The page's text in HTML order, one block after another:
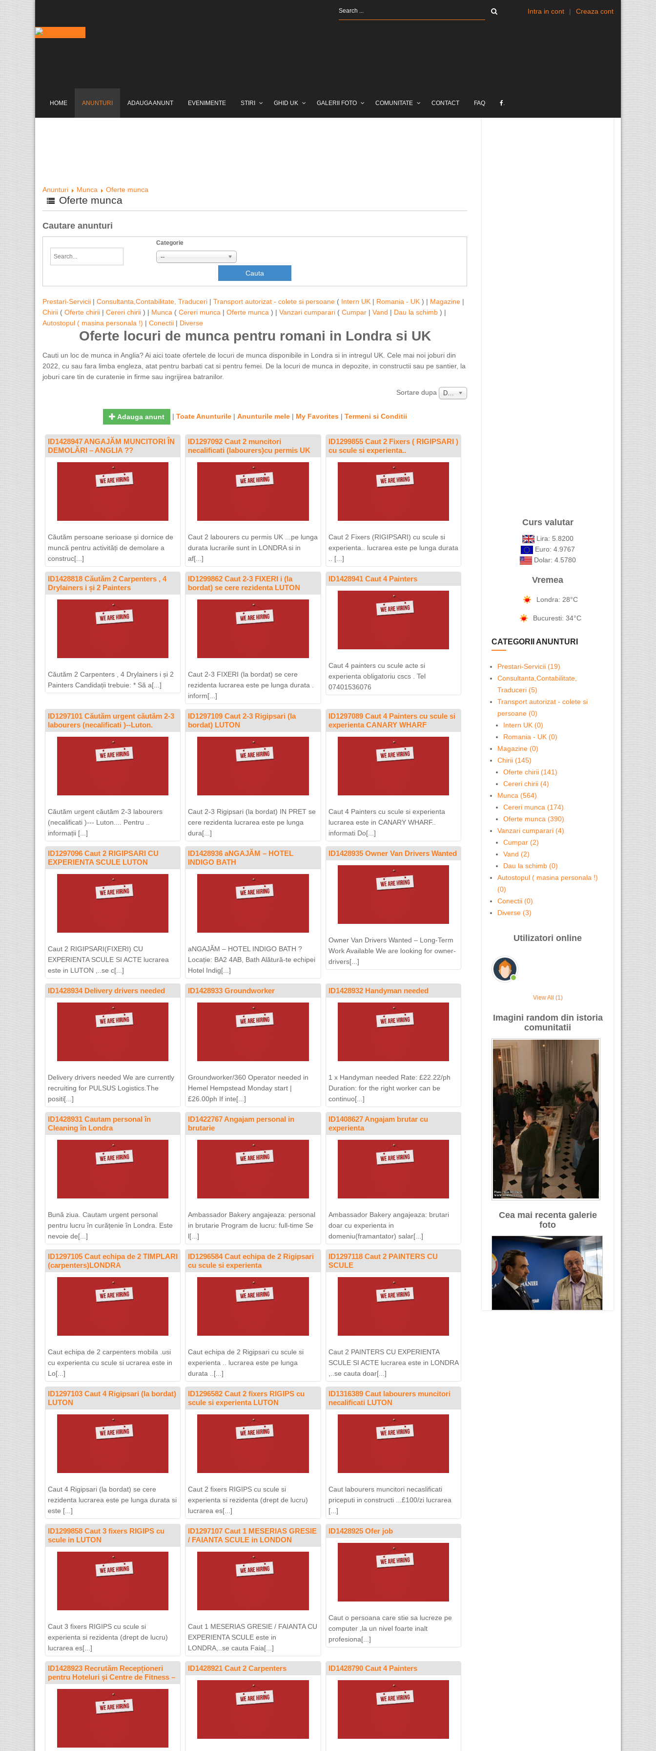
Intra in cont | Creaza cont
HOME ANUNTURI ADAUGA ANUNT EVENIMENTE STIRI GHID UK GALERII FOTO COMUNITATE CONTACT FAQ .
Anunturi Munca Oferte munca
Oferte munca
Cautare anunturi
Categorie
--
Prestari-Servicii | Consultanta,Contabilitate, Traduceri | Transport autorizat - colete si persoane ( Intern UK | Romania - UK ) | Magazine |
Chirii ( Oferte chirii | Cereri chirii ) | Munca ( Cereri munca | Oferte munca ) | Vanzari cumparari ( Cumpar | Vand | Dau la schimb ) |
Autostopul ( masina personala !) | Conectii | Diverse
Oferte locuri de munca pentru romani in Londra si UK
Cauti un loc de munca in Anglia? Ai aici toate ofertele de locuri de munca disponibile in Londra si in intregul UK. Cele mai noi joburi din
2022, cu sau fara limba engleza, atat pentru barbati cat si pentru femei. De la locuri de munca in depozite, in constructii sau pe santier, la
joburi care tin de curatenie in firme sau ingrijirea batranilor.
Sortare dupa Data
Adauga anunt | Toate Anunturile| Anunturile mele| My Favorites| Termeni si Conditii
ID1428947 ANGAJĂM MUNCITORI ÎN
DEMOLĂRI – ANGLIA ??
Căutăm persoane serioase și dornice de
muncă pentru activități de demolare a
construc[...]
ID1297092 Caut 2 muncitori
necalificati (labourers)cu permis UK
Caut 2 labourers cu permis UK ...pe lunga
durata lucrarile sunt in LONDRA si in
af[...]
ID1299855 Caut 2 Fixers ( RIGIPSARI )
cu scule si experienta..
Caut 2 Fixers (RIGIPSARI) cu scule si
experienta.. lucrarea este pe lunga durata
.. [...]
ID1428818 Căutăm 2 Carpenters , 4
Drylainers i și 2 Painters
Căutăm 2 Carpenters , 4 Drylainers i și 2
Painters Candidații trebuie: * Să a[...]
ID1299862 Caut 2-3 FIXERI i (la
bordat) se cere rezidenta LUTON
Caut 2-3 FIXERI (la bordat) se cere
rezidenta lucrarea este pe lunga durata .
inform[...]
ID1428941 Caut 4 Painters
Caut 4 painters cu scule acte si
experienta obligatoriu cscs . Tel
07401536076
ID1297101 Căutăm urgent căutăm 2-3
labourers (necalificati )--Luton.
Căutăm urgent căutăm 2-3 labourers
(necalificati )--- Luton.... Pentru ..
informații [...]
ID1297109 Caut 2-3 Rigipsari (la
bordat) LUTON
Caut 2-3 Rigipsari (la bordat) IN PRET se
cere rezidenta lucrarea este pe lunga
dura[...]
ID1297089 Caut 4 Painters cu scule si
experienta CANARY WHARF
Caut 4 Painters cu scule si experienta
lucrarea este in CANARY WHARF..
informati Do[...]
ID1297096 Caut 2 RIGIPSARI CU
EXPERIENTA SCULE LUTON
Caut 2 RIGIPSARI(FIXERI) CU
EXPERIENTA SCULE SI ACTE lucrarea
este in LUTON ,..se c[...]
ID1428936 aNGAJĂM – HOTEL
INDIGO BATH
aNGAJĂM – HOTEL INDIGO BATH ?
Locație: BA2 4AB, Bath Alătură-te echipei
Hotel Indig[...]
ID1428935 Owner Van Drivers Wanted
Owner Van Drivers Wanted – Long-Term
Work Available We are looking for owner-
drivers[...]
ID1428934 Delivery drivers needed
Delivery drivers needed We are currently
recruiting for PULSUS Logistics.The
positi[...]
ID1428933 Groundworker
Groundworker/360 Operator needed in
Hemel Hempstead Monday start |
£26.00ph If inte[...]
ID1428932 Handyman needed
1 x Handyman needed Rate: £22.22/ph
Duration: for the right worker can be
continuo[...]
ID1428931 Cautam personal în
Cleaning în Londra
Bună ziua. Cautam urgent personal
pentru lucru în curățenie în Londra. Este
nevoie de[...]
ID1422767 Angajam personal in
brutarie
Ambassador Bakery angajeaza: personal
in brutarie Program de lucru: full-time Se
l[...]
ID1408627 Angajam brutar cu
experienta
Ambassador Bakery angajeaza: brutari
doar cu experienta in
domeniu(framantator) salar[...]
ID1297105 Caut echipa de 2 TIMPLARI
(carpenters)LONDRA
Caut echipa de 2 carpenters mobila .usi
cu experienta cu scule si ucrarea este in
Lo[...]
ID1296584 Caut echipa de 2 Rigipsari
cu scule si experienta
Caut echipa de 2 Rigipsari cu scule si
experienta .. lucrarea este pe lunga
durata ..[...]
ID1297118 Caut 2 PAINTERS CU
SCULE
Caut 2 PAINTERS CU EXPERIENTA
SCULE SI ACTE lucrarea este in LONDRA
,..se cauta doar[...]
ID1297103 Caut 4 Rigipsari (la bordat)
LUTON
Caut 4 Rigipsari (la bordat) se cere
rezidenta lucrarea este pe lunga durata si
este [...]
ID1296582 Caut 2 fixers RIGIPS cu
scule si experienta LUTON
Caut 2 fixers RIGIPS cu scule si
experienta si rezidenta (drept de lucru)
lucrarea es[...]
ID1316389 Caut labourers muncitori
necalificati LUTON
Caut labourers muncitori necaslificati
priceputi in constructi ...£100/zi lucrarea
[...]
ID1299858 Caut 3 fixers RIGIPS cu
scule in LUTON
Caut 3 fixers RIGIPS cu scule si
experienta si rezidenta (drept de lucru)
lucrarea es[...]
ID1297107 Caut 1 MESERIAS GRESIE
/ FAIANTA SCULE in LONDON
Caut 1 MESERIAS GRESIE / FAIANTA CU
EXPERIENTA SCULE este in
LONDRA,..se cauta Faia[...]
ID1428925 Ofer job
Caut o persoana care stie sa lucreze pe
computer ,la un nivel foarte inalt
profesiona[...]
ID1428923 Recrutăm Recepționeri
pentru Hoteluri și Centre de Fitness –
ID1428921 Caut 2 Carpenters ID1428790 Caut 4 Painters
Curs valutar
Lira: 5.8200
Euro: 4.9767
Dolar: 4.5780
Vremea
Londra: 28°C
Bucuresti: 34°C
CATEGORII ANUNTURI
Prestari-Servicii (19)
Consultanta,Contabilitate,
Traduceri (5)
Transport autorizat - colete si
persoane (0)
Intern UK (0)
Romania - UK (0)
Magazine (0)
Chirii (145)
Oferte chirii (141)
Cereri chirii (4)
Munca (564)
Cereri munca (174)
Oferte munca (390)
Vanzari cumparari (4)
Cumpar (2)
Vand (2)
Dau la schimb (0)
Autostopul ( masina personala !)
(0)
Conectii (0)
Diverse (3)
Utilizatori online
View All (1)
Imagini random din istoria
comunitatii
Cea mai recenta galerie
foto